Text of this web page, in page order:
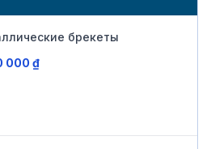
брекеты
000 ₫